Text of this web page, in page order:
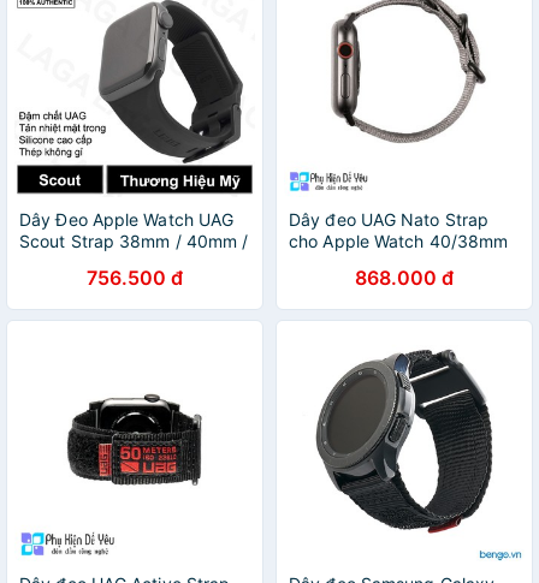
Dây Đeo Apple Watch UAG
Scout Strap 38mm / 40mm /
756.500 đ
Dây đeo UAG Nato Strap
cho Apple Watch 40/38mm
Apple Watch SE
868.000 đ